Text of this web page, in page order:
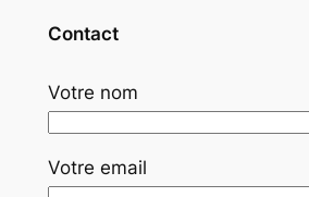
Contact
Votre nom
Votre email